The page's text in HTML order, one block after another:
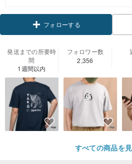
フォローする
発送までの所要時
間
1週間以内
フォロワー数
2,356
すべての商品を